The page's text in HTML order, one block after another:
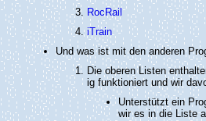
RocRail
iTrain
Und was ist mit den anderen
Die oberen Listen
ig funktioniert und wir
Unterstützt ein
wir es in die Liste